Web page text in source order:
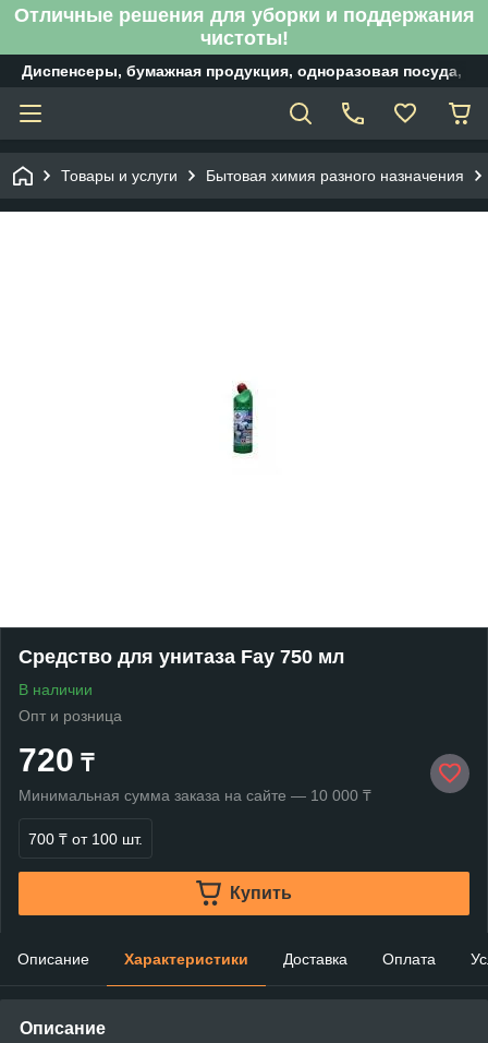
Отличные решения для уборки и поддержания
чистоты!
Диспенсеры, бумажная продукция, одноразовая посуда,
Товары и услуги Бытовая химия разного назначения
Средство для унитаза Fay 750 мл
В наличии
Опт и розница
720 ₸
Минимальная сумма заказа на сайте — 10 000 ₸
700 ₸ от 100 шт.
Купить
Описание Характеристики Доставка Оплата
Описание